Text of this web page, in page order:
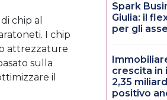
chip al
I chip
attrezzature
sulla
il
Spark
Giulia: il
per gli
crescita in
2,35
positivo